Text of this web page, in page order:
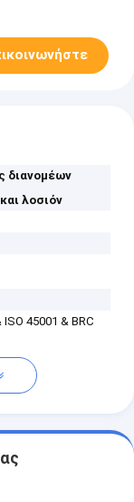
διανομέων
λοσιόν
45001 & BRC